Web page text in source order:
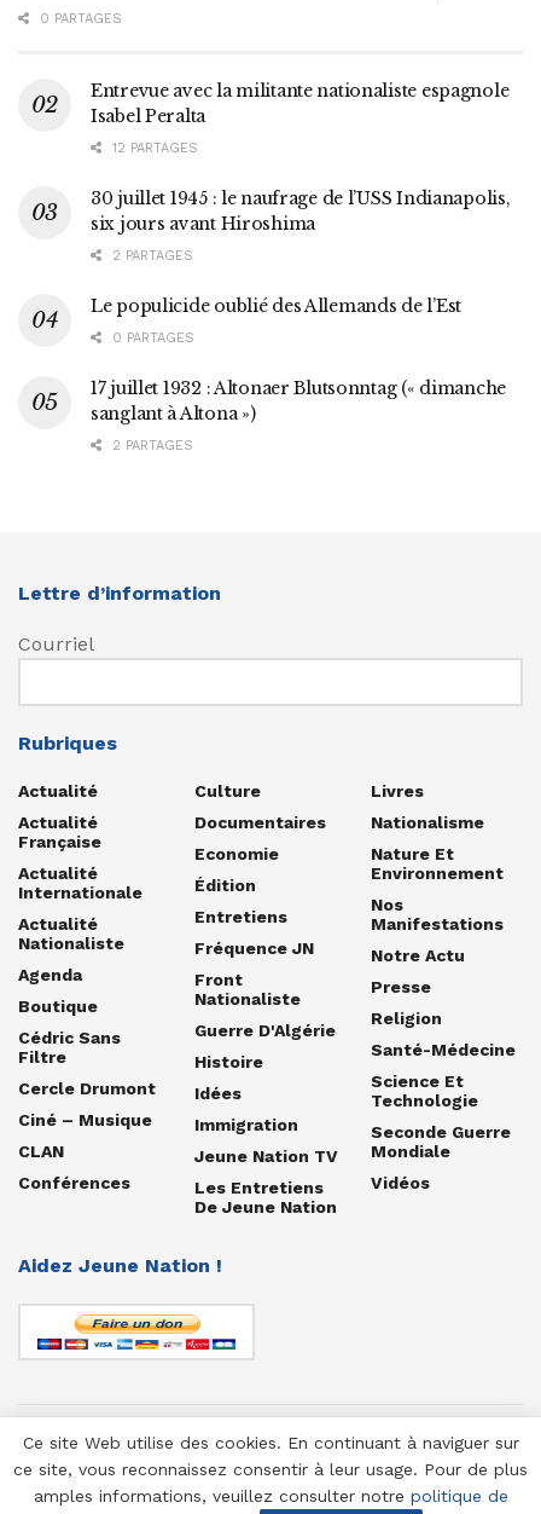
0 PARTAGES
Entrevue avec la militante nationaliste espagnole
Isabel Peralta
12 PARTAGES
30 juillet 1945 : le naufrage de l’USS Indianapolis,
six jours avant Hiroshima
2 PARTAGES
Le populicide oublié des Allemands de l’Est
0 PARTAGES
17 juillet 1932 : Altonaer Blutsonntag (« dimanche
sanglant à Altona »)
2 PARTAGES
Lettre d’information
Courriel
Rubriques
Actualité
Actualité
Française
Actualité
Internationale
Actualité
Nationaliste
Agenda
Boutique
Cédric Sans
Filtre
Cercle Drumont
Ciné – Musique
CLAN
Conférences
Culture
Documentaires
Economie
Édition
Entretiens
Fréquence JN
Front
Nationaliste
Guerre D'Algérie
Histoire
Idées
Immigration
Jeune Nation TV
Les Entretiens
De Jeune Nation
Livres
Nationalisme
Nature Et
Environnement
Nos
Manifestations
Notre Actu
Presse
Religion
Santé-Médecine
Science Et
Technologie
Seconde Guerre
Mondiale
Vidéos
Aidez Jeune Nation !
© 1958-2025 Jeune Nation
Ce site Web utilise des cookies. En continuant à naviguer sur
ce site, vous reconnaissez consentir à leur usage. Pour de plus
amples informations, veuillez consulter notre politique de